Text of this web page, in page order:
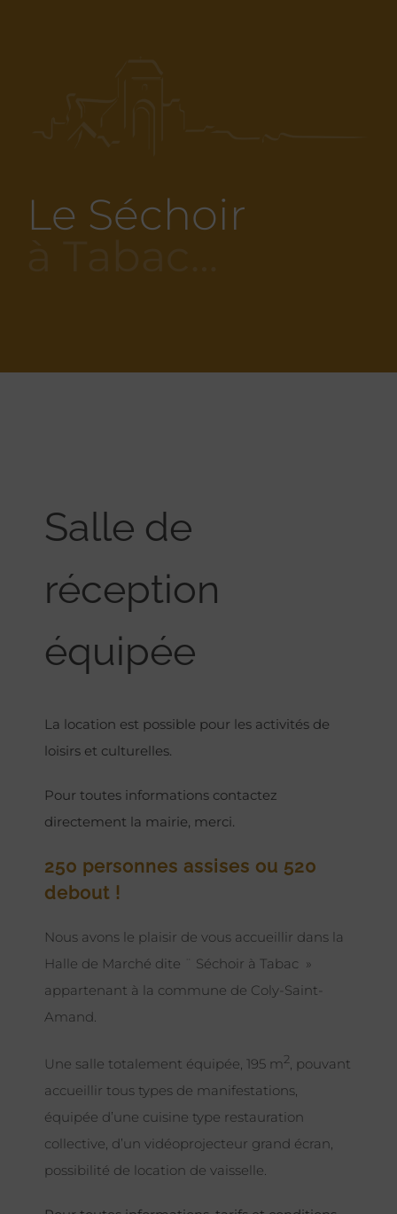
Le Séchoir
Salle de
réception
équipée
La location est possible pour les activités de
loisirs et culturelles.
Pour toutes informations contactez
directement la mairie, merci.
250 personnes assises ou 520
debout !
Nous avons le plaisir de vous accueillir dans la
Halle de Marché dite ¨ Séchoir à Tabac »
appartenant à la commune de Coly-Saint-
Amand.
Une salle totalement équipée, 195 m2 , pouvant
accueillir tous types de manifestations,
équipée d’une cuisine type restauration
collective, d’un vidéoprojecteur grand écran,
possibilité de location de vaisselle.